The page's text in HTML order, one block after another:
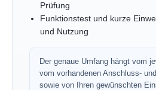
Prüfung
Funktionstest und kurze
und Nutzung
Der genaue Umfang hängt vom
vom vorhandenen Anschluss-
sowie von Ihren gewünschten